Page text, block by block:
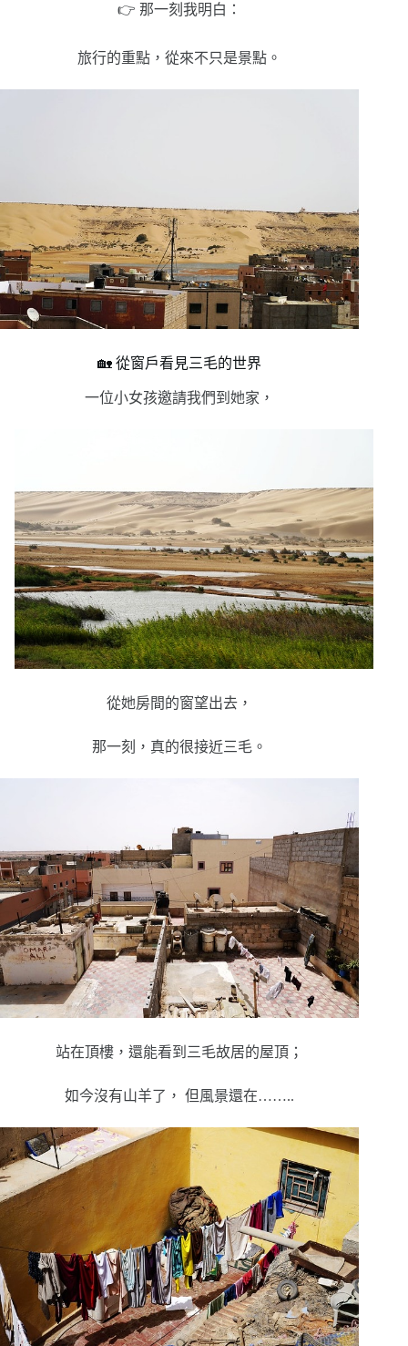
👉 那一刻我明白：
旅行的重點，從來不只是景點。
🏡 從窗戶看見三毛的世界
一位小女孩邀請我們到她家，
從她房間的窗望出去，
那一刻，真的很接近三毛。
站在頂樓，還能看到三毛故居的屋頂；
如今沒有山羊了， 但風景還在……..